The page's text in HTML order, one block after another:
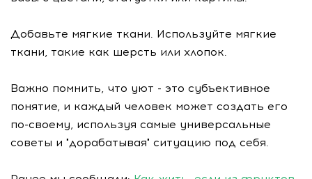
Добавьте мягкие ткани. Используйте мягкие
ткани, такие как шерсть или хлопок.
Важно помнить, что уют - это субъективное
понятие, и каждый человек может создать его
по-своему, используя самые универсальные
советы и "дорабатывая" ситуацию под себя.